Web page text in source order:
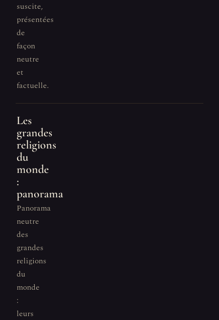
suscite,
présentées
de
façon
neutre
et
factuelle.
Les
grandes
religions
du
monde
:
panorama
Panorama
neutre
des
grandes
religions
du
monde
:
leurs